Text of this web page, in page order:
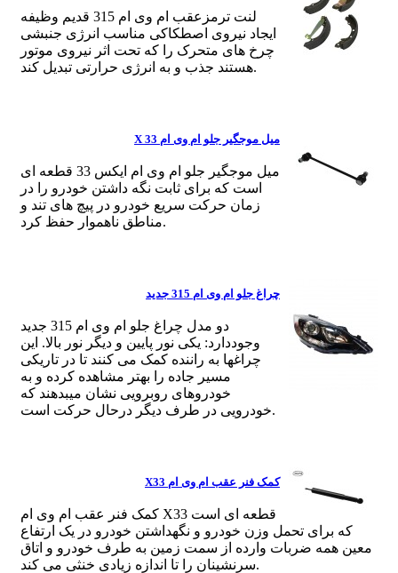
لنت ترمزعقب ام وی ام 315 قدیم وظیفه
ایجاد نیروی اصطکاکی مناسب انرژی جنبشی
چرخ های متحرک را که تحت اثر نیروی موتور
هستند جذب و به انرژی حرارتی تبدیل کند.
میل موجگیر جلو ام وی ام X 33
میل موجگیر جلو ام وی ام ایکس 33 قطعه ای
است که برای ثابت نگه داشتن خودرو را در
زمان حرکت سریع خودرو در پیچ های تند و
مناطق ناهموار حفظ کرد.
چراغ جلو ام وی ام 315 جدید
دو مدل چراغ جلو ام وی ام 315 جدید
وجوددارد: یکی نور پایین و دیگر نور بالا. این
چراغها به راننده کمک می کنند تا در تاریکی
مسیر جاده را بهتر مشاهده کرده و به
خودروهای روبرویی نشان میبدهند که
خودرویی در طرف دیگر درحال حرکت است.
کمک فنر عقب ام وی ام X33
کمک فنر عقب ام وی ام X33 قطعه ای است
که برای تحمل وزن خودرو و نگهداشتن خودرو در یک ارتفاع
معین همه ضربات وارده از سمت زمین به طرف خودرو و اتاق
سرنشینان را تا اندازه زیادی خنثی می کند.